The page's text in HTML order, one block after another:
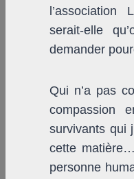
l’association
serait-elle
demander
Qui n’a pas
compassion
survivants qui
cette
personne